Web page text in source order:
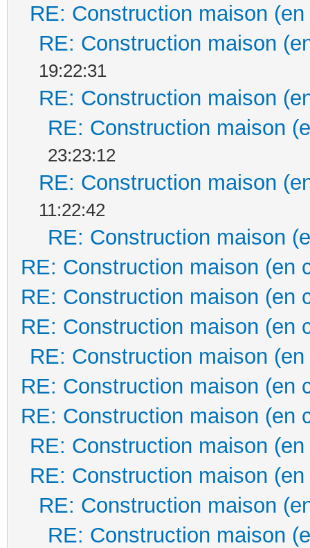
RE: Construction maison
RE: Construction maison
19:22:31
RE: Construction maison
RE: Construction maison
23:23:12
RE: Construction maison
11:22:42
RE: Construction maison
RE: Construction maison (en
RE: Construction maison (en
RE: Construction maison (en
RE: Construction maison
RE: Construction maison (en
RE: Construction maison (en
RE: Construction maison
RE: Construction maison
RE: Construction maison
RE: Construction maison